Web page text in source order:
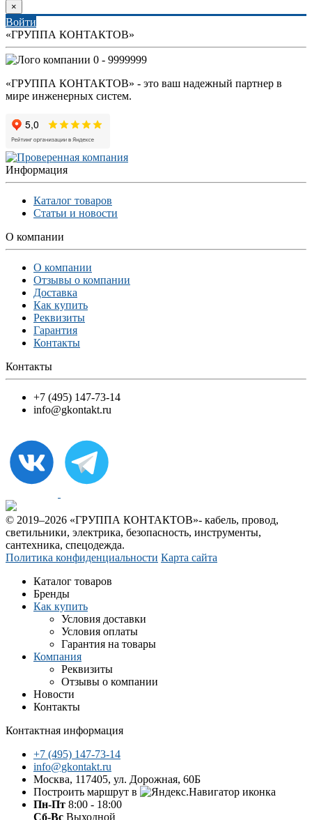
×
Войти
«ГРУППА КОНТАКТОВ»
0 - 9999999
«ГРУППА КОНТАКТОВ» - это ваш надежный партнер в
мире инженерных систем.
Информация
Каталог товаров
Статьи и новости
О компании
О компании
Отзывы о компании
Доставка
Как купить
Реквизиты
Гарантия
Контакты
Контакты
+7 (495) 147-73-14
info@gkontakt.ru
© 2019–2026 «ГРУППА КОНТАКТОВ»- кабель, провод,
светильники, электрика, безопасность, инструменты,
сантехника, спецодежда.
Политика конфиденциальности Карта сайта
Каталог товаров
Бренды
Как купить
Условия доставки
Условия оплаты
Гарантия на товары
Компания
Реквизиты
Отзывы о компании
Новости
Контакты
Контактная информация
+7 (495) 147-73-14
info@gkontakt.ru
Москва, 117405, ул. Дорожная, 60Б
Построить маршрут в
Пн-Пт 8:00 - 18:00
Сб-Вс Выходной